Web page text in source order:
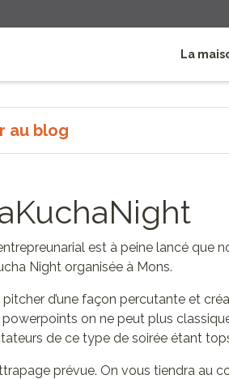
La
au blog
est à peine lancé que
Night organisée à Mons.
d’une façon percutante et
on ne peut plus
de ce type de soirée étant
prévue. On vous tiendra au